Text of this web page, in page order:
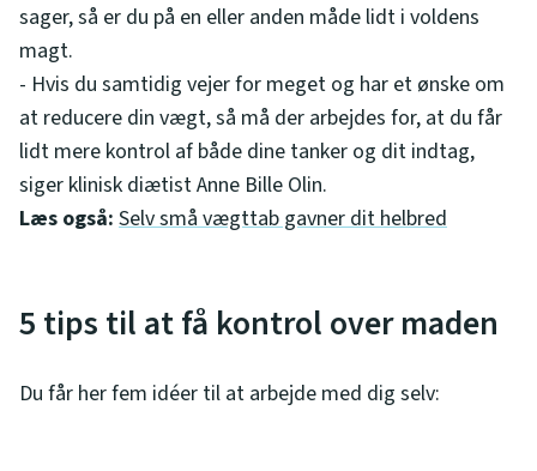
sager, så er du på en eller anden måde lidt i voldens
magt.
- Hvis du samtidig vejer for meget og har et ønske om
at reducere din vægt, så må der arbejdes for, at du får
lidt mere kontrol af både dine tanker og dit indtag,
siger klinisk diætist Anne Bille Olin.
Læs også: Selv små vægttab gavner dit helbred
5 tips til at få kontrol over maden
Du får her fem idéer til at arbejde med dig selv: